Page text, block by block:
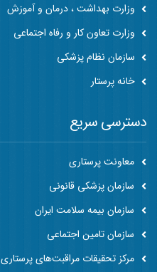
وزارت بهداشت ، درمان و آموزش
وزارت تعاون کار و رفاه اجتماعی
سازمان نظام پزشکی
خانه پرستار
دسترسی سریع
معاونت پرستاری
سازمان پزشکی قانونی
سازمان بیمه سلامت ایران
سازمان تامین اجتماعی
مرکز تحقیقات مراقبت‌های پرستاری